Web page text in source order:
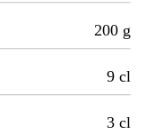
200 g
9 cl
3 cl